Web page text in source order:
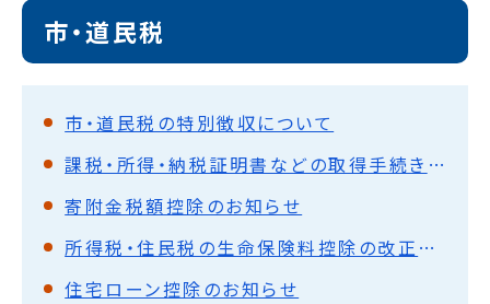
市・道民税
市・道民税の特別徴収について
課税・所得・納税証明書などの取得手続き方法など
寄附金税額控除のお知らせ
所得税・住民税の生命保険料控除の改正について
住宅ローン控除のお知らせ